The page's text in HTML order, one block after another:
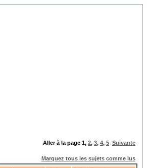
Aller à la page 1, 2, 3, 4, 5 Suivante
Marquez tous les sujets comme lus